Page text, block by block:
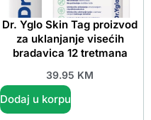
Dr. Yglo Skin Tag proizvod
za uklanjanje visećih
bradavica 12 tretmana
39.95 KM
Dodaj u korpu